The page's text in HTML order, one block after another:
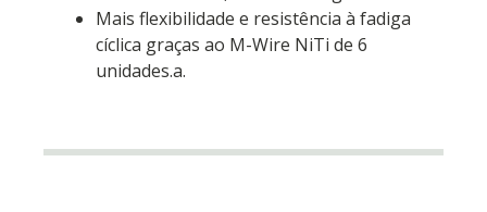
Mais flexibilidade e resistência à fadiga
cíclica graças ao M-Wire NiTi de 6
unidades.a.